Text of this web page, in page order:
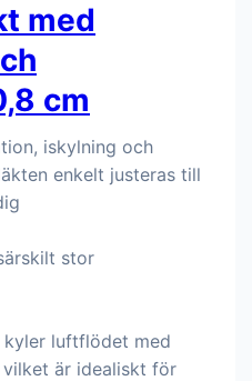
med
cm
iskylning och
enkelt justeras till
stor
kyler luftflödet med
är idealiskt för